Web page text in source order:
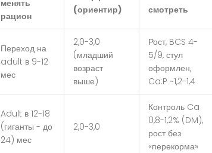
менять
рацион
(ориентир)
смотреть
Переход на
adult в 9-12
мес
2,0-3,0
(младший
возраст
выше)
Рост, BCS 4-
5/9, стул
оформлен,
Ca:P ~1,2-1,4
Adult в 12-18
(гиганты - до
24) мес
2,0-3,0
Контроль Ca
0,8-1,2% (DM),
рост без
«перекорма»